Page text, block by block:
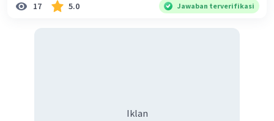
17 5.0 Jawaban terverifikasi
Iklan